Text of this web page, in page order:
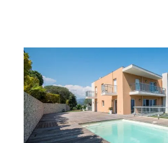
114,50 m
, 4 pièces
Ref : 2297
Appartement F4 à vendre
1 155 000 €